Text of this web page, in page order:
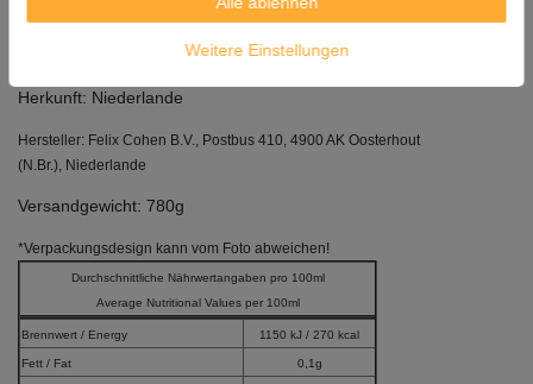
Mindestens Haltbar bis: 16. 05. 2028
Herkunft: Niederlande
Hersteller: Felix Cohen B.V., Postbus 410, 4900 AK Oosterhout
(N.Br.), Niederlande
Versandgewicht: 780g
*Verpackungsdesign kann vom Foto abweichen!
Durchschnittliche Nährwertangaben pro 100ml
Average Nutritional Values per 100ml
Brennwert / Energy 1150 kJ / 270 kcal
Fett / Fat 0,1g
Weitere Einstellungen